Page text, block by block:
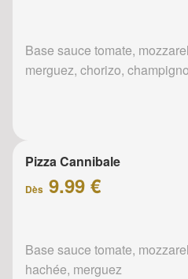
Base sauce tomate,
merguez, chorizo,
Pizza Cannibale
Dès 9.99 €
Base sauce tomate,
hachée, merguez